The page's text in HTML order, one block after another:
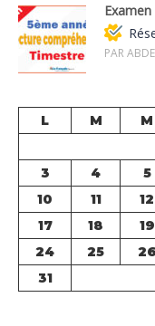
PAR
L
M M
3
4 5
10
11 12
17
18 19
24
25 26
31